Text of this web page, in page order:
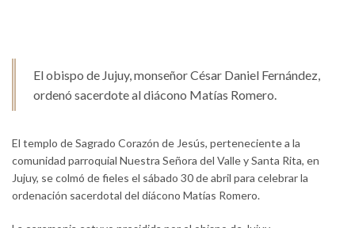
El obispo de Jujuy, monseñor César Daniel Fernández,
ordenó sacerdote al diácono Matías Romero.
El templo de Sagrado Corazón de Jesús, perteneciente a la
comunidad parroquial Nuestra Señora del Valle y Santa Rita, en
Jujuy, se colmó de fieles el sábado 30 de abril para celebrar la
ordenación sacerdotal del diácono Matías Romero.